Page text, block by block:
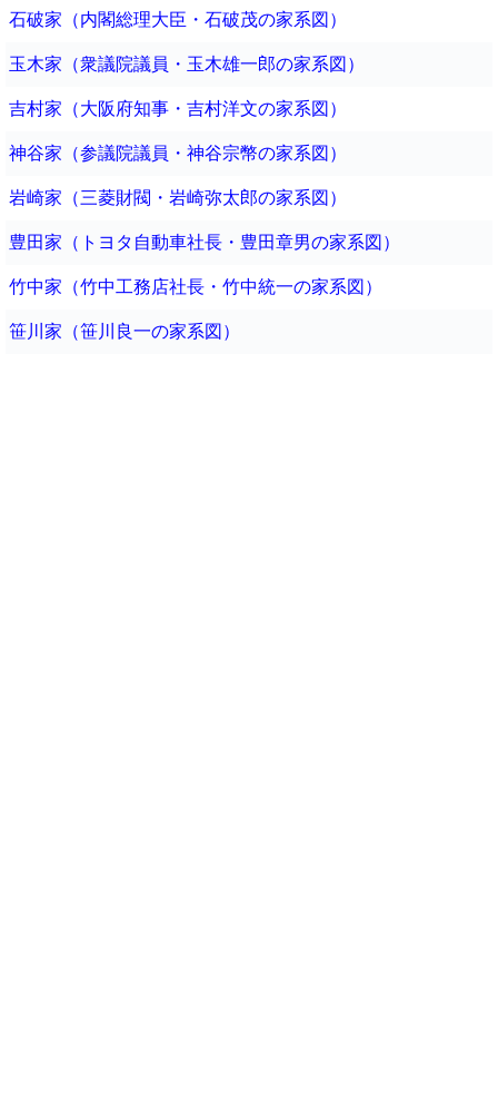
石破家（内閣総理大臣・石破茂の家系図）
玉木家（衆議院議員・玉木雄一郎の家系図）
吉村家（大阪府知事・吉村洋文の家系図）
神谷家（参議院議員・神谷宗幣の家系図）
岩崎家（三菱財閥・岩崎弥太郎の家系図）
豊田家（トヨタ自動車社長・豊田章男の家系図）
竹中家（竹中工務店社長・竹中統一の家系図）
笹川家（笹川良一の家系図）